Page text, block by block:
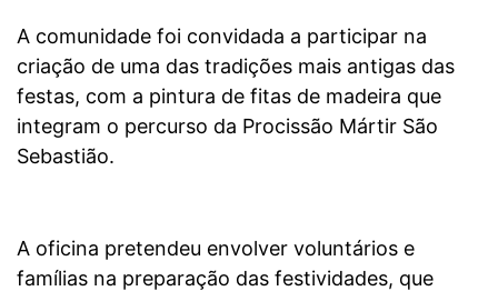
A comunidade foi convidada a participar na
criação de uma das tradições mais antigas das
festas, com a pintura de fitas de madeira que
integram o percurso da Procissão Mártir São
Sebastião.
A oficina pretendeu envolver voluntários e
famílias na preparação das festividades, que